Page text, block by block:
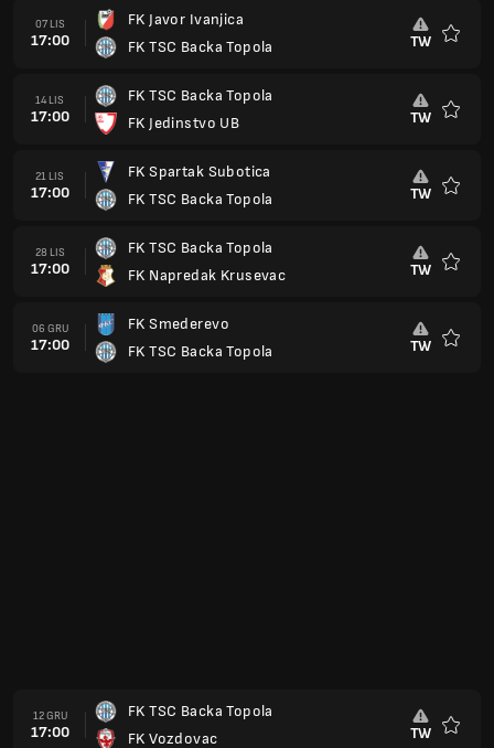
07 LIS
17:00
FK Javor Ivanjica
FK TSC Backa Topola
TW
14 LIS
17:00
FK TSC Backa Topola
FK Jedinstvo UB
TW
21 LIS
17:00
FK Spartak Subotica
FK TSC Backa Topola
TW
28 LIS
17:00
FK TSC Backa Topola
FK Napredak Krusevac
TW
06 GRU
17:00
FK Smederevo
FK TSC Backa Topola
TW
12 GRU
17:00
FK TSC Backa Topola
FK Vozdovac
TW